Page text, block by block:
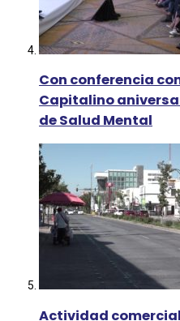
Con conferencia
Capitalino
de Salud Mental
Actividad